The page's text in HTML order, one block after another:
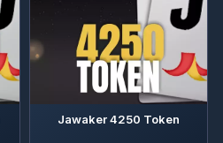
Jawaker 4250 Token